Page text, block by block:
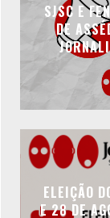
SJSC E
DE
ELEIÇÃO
E 28 DE